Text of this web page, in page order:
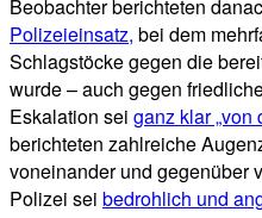
Beobachter berichteten
Polizeieinsatz, bei dem
Schlagstöcke gegen die
wurde – auch gegen
Eskalation sei ganz klar „von
berichteten zahlreiche
voneinander und gegenüber
Polizei sei bedrohlich und